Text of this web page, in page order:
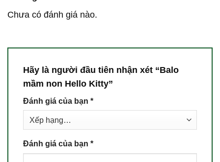
Chưa có đánh giá nào.
Hãy là người đầu tiên nhận xét “Balo
mầm non Hello Kitty”
Đánh giá của bạn *
Đánh giá của bạn *